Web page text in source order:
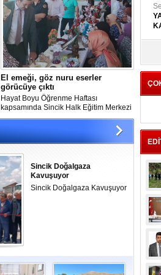
El emeği, göz nuru eserler
görücüye çıktı
Hayat Boyu Öğrenme Haftası
kapsamında Sincik Halk Eğitim Merkezi
Müdürlüğü tarafından yılsonu sergi
Sincik Doğalgaza
Kavuşuyor
Sincik Doğalgaza Kavuşuyor
Kahta Çayı Yine Can Aldı
Kahta Çayı'na giren 17